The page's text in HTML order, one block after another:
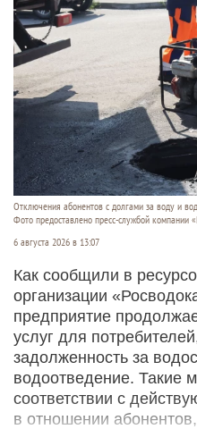
Отключения абонентов с долгами за воду и
Фото предоставлено пресс-службой компании
6 августа 2026 в 13:07
Как сообщили в
организации
предприятие
услуг для
задолженность за
водоотведение. Такие
соответствии с
в отношении